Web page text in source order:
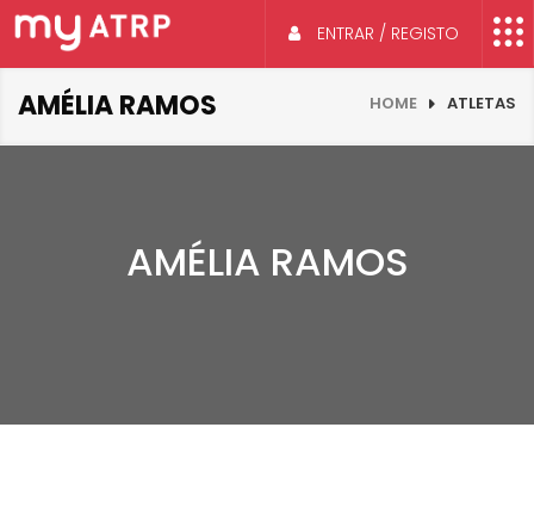
ENTRAR / REGISTO
AMÉLIA RAMOS HOME ATLETAS
AMÉLIA RAMOS